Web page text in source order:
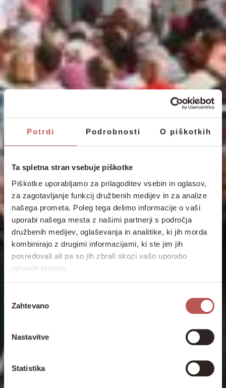
Potrdi Podrobnosti O piškotkih
Ta spletna stran vsebuje piškotke
Piškotke uporabljamo za prilagoditev vsebin in oglasov,
za zagotavljanje funkcij družbenih medijev in za analize
našega prometa. Poleg tega delimo informacije o vaši
uporabi našega mesta z našimi partnerji s področja
družbenih medijev, oglaševanja in analitike, ki jih morda
kombinirajo z drugimi informacijami, ki ste jim jih
posredovali ali pa so jih zbrali skozi vašo uporabo
njihovih storitev.
soglasja
Zahtevano
Nastavitve
Statistika